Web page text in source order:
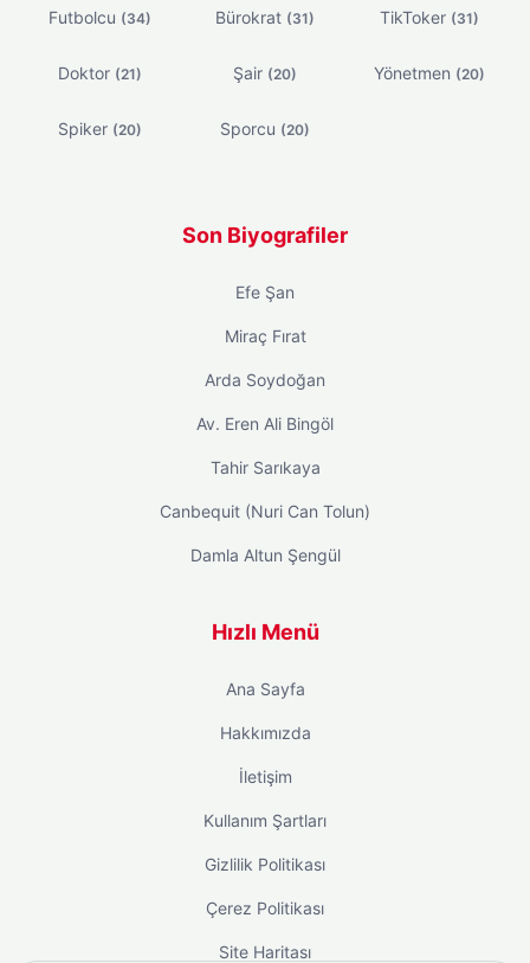
Futbolcu (34) Bürokrat (31) TikToker (31)
Doktor (21) Şair (20) Yönetmen (20)
Spiker (20) Sporcu (20)
Son Biyografiler
Efe Şan
Miraç Fırat
Arda Soydoğan
Av. Eren Ali Bingöl
Tahir Sarıkaya
Canbequit (Nuri Can Tolun)
Damla Altun Şengül
Hızlı Menü
Ana Sayfa
Hakkımızda
İletişim
Kullanım Şartları
Gizlilik Politikası
Çerez Politikası
Site Haritası